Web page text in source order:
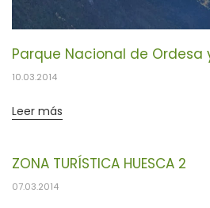
Parque Nacional de Ordesa
10.03.2014
Leer más
ZONA TURÍSTICA HUESCA 2
07.03.2014